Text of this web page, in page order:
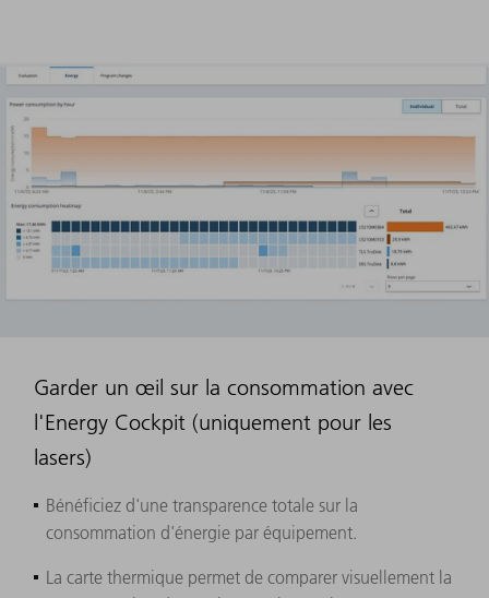
Garder un œil sur la consommation avec
l'Energy Cockpit (uniquement pour les
lasers)
Bénéficiez d'une transparence totale sur la
consommation d'énergie par équipement.
La carte thermique permet de comparer visuellement la